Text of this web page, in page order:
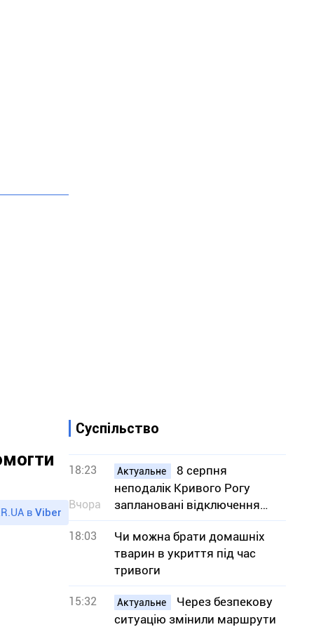
в Viber
Суспільство
18:23
Вчора
Актуальне
8 серпня
неподалік Кривого Рогу
заплановані відключення
світла – адреси
18:03
Чи можна брати домашніх
тварин в укриття під час
тривоги
15:32 Актуальне
Через безпекову
ситуацію змінили маршрути